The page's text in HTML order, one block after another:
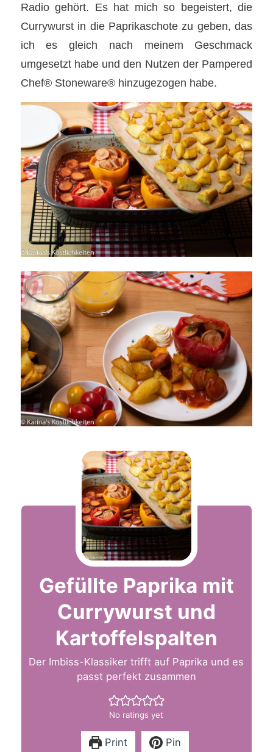
Radio gehört. Es hat mich so begeistert, die
Currywurst in die Paprikaschote zu geben, das
ich es gleich nach meinem Geschmack
umgesetzt habe und den Nutzen der Pampered
Chef® Stoneware® hinzugezogen habe.
Gefüllte Paprika mit
Currywurst und
Kartoffelspalten
Der Imbiss-Klassiker trifft auf Paprika und es
passt perfekt zusammen
No ratings yet
Print Pin